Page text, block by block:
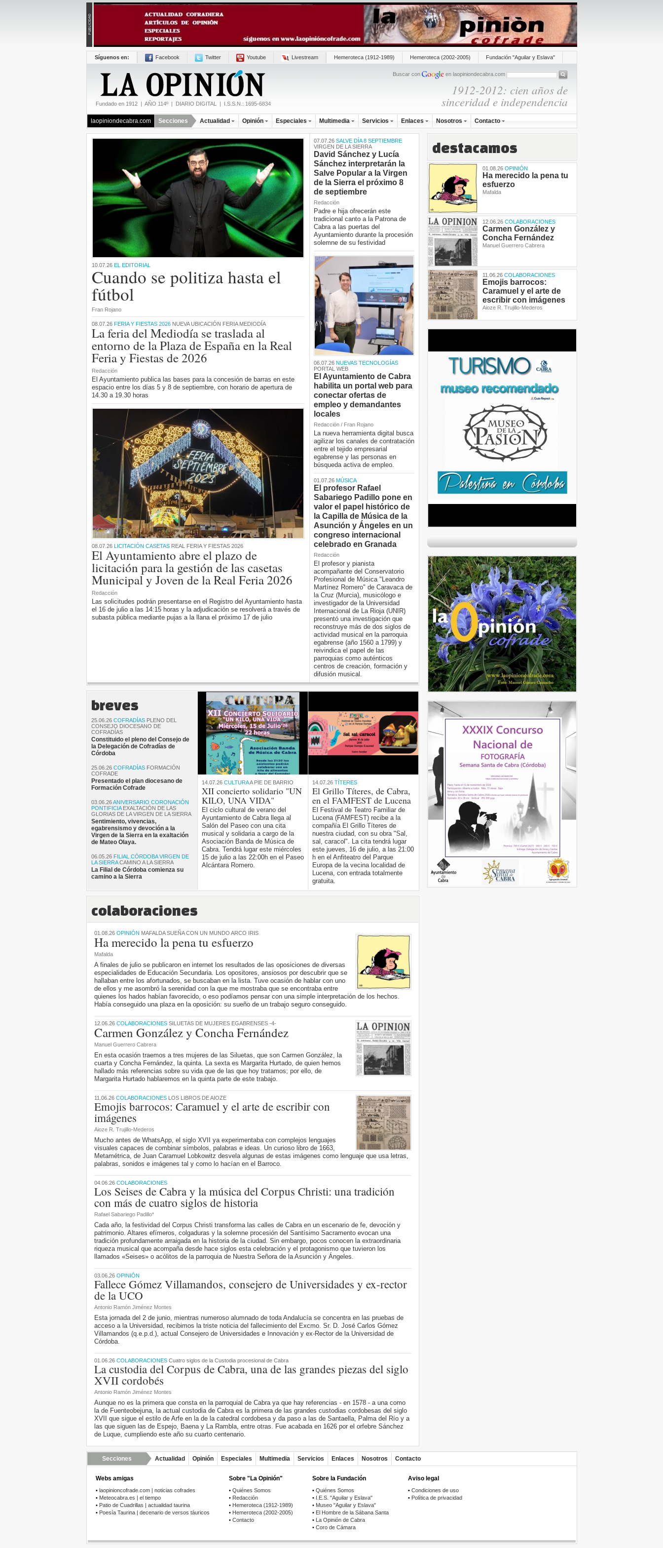
Síguenos en: Facebook Twitter Youtube Livestream Hemeroteca (1912-1989) Hemeroteca (2002-2005) Fundación "Aguilar y Eslava"
Fundado en 1912 | AÑO 114º | DIARIO DIGITAL | I.S.S.N.: 1695-6834
Buscar con en laopiniondecabra.com
1912-2012: cien años de
sinceridad e independencia
laopiniondecabra.com Secciones Actualidad Opinión Especiales Multimedia Servicios Enlaces Nosotros Contacto
10.07.26 EL EDITORIAL
Cuando se politiza hasta el
fútbol
Fran Rojano
08.07.26 FERIA Y FIESTAS 2026NUEVA UBICACIÓN FERIA MEDIODÍA
La feria del Mediodía se traslada al
entorno de la Plaza de España en la Real
Feria y Fiestas de 2026
Redacción
El Ayuntamiento publica las bases para la concesión de barras en este
espacio entre los días 5 y 8 de septiembre, con horario de apertura de
14.30 a 19.30 horas
08.07.26 LICITACIÓN CASETASREAL FERIA Y FIESTAS 2026
El Ayuntamiento abre el plazo de
licitación para la gestión de las casetas
Municipal y Joven de la Real Feria 2026
Redacción
Las solicitudes podrán presentarse en el Registro del Ayuntamiento hasta
el 16 de julio a las 14:15 horas y la adjudicación se resolverá a través de
subasta pública mediante pujas a la llana el próximo 17 de julio
07.07.26 SALVE DÍA 8 SEPTIEMBRE
VIRGEN DE LA SIERRA
David Sánchez y Lucía
Sánchez interpretarán la
Salve Popular a la Virgen
de la Sierra el próximo 8
de septiembre
Redacción
Padre e hija ofrecerán este
tradicional canto a la Patrona de
Cabra a las puertas del
Ayuntamiento durante la procesión
solemne de su festividad
06.07.26 NUEVAS TECNOLOGÍAS
PORTAL WEB
El Ayuntamiento de Cabra
habilita un portal web para
conectar ofertas de
empleo y demandantes
locales
Redacción / Fran Rojano
La nueva herramienta digital busca
agilizar los canales de contratación
entre el tejido empresarial
egabrense y las personas en
búsqueda activa de empleo.
01.07.26 MÚSICA
El profesor Rafael
Sabariego Padillo pone en
valor el papel histórico de
la Capilla de Música de la
Asunción y Ángeles en un
congreso internacional
celebrado en Granada
Redacción
El profesor y pianista
acompañante del Conservatorio
Profesional de Música "Leandro
Martínez Romero" de Caravaca de
la Cruz (Murcia), musicólogo e
investigador de la Universidad
Internacional de La Rioja (UNIR)
presentó una investigación que
reconstruye más de dos siglos de
actividad musical en la parroquia
egabrense (año 1560 a 1799) y
reivindica el papel de las
parroquias como auténticos
centros de creación, formación y
difusión musical.
breves
25.06.26 COFRADÍASPLENO DEL
CONSEJO DIOCESANO DE
COFRADÍAS
Constituido el pleno del Consejo de
la Delegación de Cofradías de
Córdoba
25.06.26 COFRADÍASFORMACIÓN
COFRADE
Presentado el plan diocesano de
Formación Cofrade
03.06.26ANIVERSARIO CORONACIÓN
PONTIFICIAEXALTACIÓN DE LAS
GLORIAS DE LA VIRGEN DE LA SIERRA
Sentimiento, vivencias,
egabrensismo y devoción a la
Virgen de la Sierra en la exaltación
de Mateo Olaya.
06.05.26 FILIAL CÓRDOBA VIRGEN DE
LA SIERRACAMINO A LA SIERRA
La Filial de Córdoba comienza su
camino a la Sierra
14.07.26 CULTURAA PIE DE BARRIO
XII concierto solidario "UN
KILO, UNA VIDA"
El ciclo cultural de verano del
Ayuntamiento de Cabra llega al
Salón del Paseo con una cita
musical y solidaria a cargo de la
Asociación Banda de Música de
Cabra. Tendrá lugar este miércoles
15 de julio a las 22:00h en el Paseo
Alcántara Romero.
14.07.26 TÍTERES
El Grillo Títeres, de Cabra,
en el FAMFEST de Lucena
El Festival de Teatro Familiar de
Lucena (FAMFEST) recibe a la
compañía El Grillo Títeres de
nuestra ciudad, con su obra "Sal,
sal, caracol". La cita tendrá lugar
este jueves, 16 de julio, a las 21:00
h en el Anfiteatro del Parque
Europa de la vecina localidad de
Lucena, con entrada totalmente
gratuita.
colaboraciones
01.08.26 OPINIÓN MAFALDA SUEÑA CON UN MUNDO ARCO IRIS
Ha merecido la pena tu esfuerzo
Mafalda
A finales de julio se publicaron en internet los resultados de las oposiciones de diversas
especialidades de Educación Secundaria. Los opositores, ansiosos por descubrir que se
hallaban entre los afortunados, se buscaban en la lista. Tuve ocasión de hablar con uno
de ellos y me asombró la serenidad con la que me mostraba que se encontraba entre
quienes los hados habían favorecido, o eso podíamos pensar con una simple interpretación de los hechos.
Había conseguido una plaza en la oposición: su sueño de un trabajo seguro conseguido.
12.06.26 COLABORACIONESSILUETAS DE MUJERES EGABRENSES -4-
Carmen González y Concha Fernández
Manuel Guerrero Cabrera
En esta ocasión traemos a tres mujeres de las Siluetas, que son Carmen González, la
cuarta y Concha Fernández, la quinta. La sexta es Margarita Hurtado, de quien hemos
hallado más referencias sobre su vida que de las que hoy tratamos; por ello, de
Margarita Hurtado hablaremos en la quinta parte de este trabajo.
11.06.26 COLABORACIONESLOS LIBROS DE AIOZE
Emojis barrocos: Caramuel y el arte de escribir con
imágenes
Aioze R. Trujillo-Mederos
Mucho antes de WhatsApp, el siglo XVII ya experimentaba con complejos lenguajes
visuales capaces de combinar símbolos, palabras e ideas. Un curioso libro de 1663,
Metamétrica, de Juan Caramuel Lobkowitz desvela algunas de estas imágenes como lenguaje que usa letras,
palabras, sonidos e imágenes tal y como lo hacían en el Barroco.
04.06.26 COLABORACIONES
Los Seises de Cabra y la música del Corpus Christi: una tradición
con más de cuatro siglos de historia
Rafael Sabariego Padillo*
Cada año, la festividad del Corpus Christi transforma las calles de Cabra en un escenario de fe, devoción y
patrimonio. Altares efímeros, colgaduras y la solemne procesión del Santísimo Sacramento evocan una
tradición profundamente arraigada en la historia de la ciudad. Sin embargo, pocos conocen la extraordinaria
riqueza musical que acompaña desde hace siglos esta celebración y el protagonismo que tuvieron los
llamados «Seises» o acólitos de la parroquia de Nuestra Señora de la Asunción y Ángeles.
03.06.26 OPINIÓN
Fallece Gómez Villamandos, consejero de Universidades y ex-rector
de la UCO
Antonio Ramón Jiménez Montes
Esta jornada del 2 de junio, mientras numeroso alumnado de toda Andalucía se concentra en las pruebas de
acceso a la Universidad, recibimos la triste noticia del fallecimiento del Excmo. Sr. D. José Carlos Gómez
Villamandos (q.e.p.d.), actual Consejero de Universidades e Innovación y ex-Rector de la Universidad de
Córdoba.
01.06.26 COLABORACIONESCuatro siglos de la Custodia procesional de Cabra
La custodia del Corpus de Cabra, una de las grandes piezas del siglo
XVII cordobés
Antonio Ramón Jiménez Montes
Aunque no es la primera que consta en la parroquial de Cabra ya que hay referencias - en 1578 - a una como
la de Fuenteobejuna, la actual custodia de Cabra es la primera de las grandes custodias cordobesas del siglo
XVII que sigue el estilo de Arfe en la de la catedral cordobesa y da paso a las de Santaella, Palma del Río y a
las que siguen las de Espejo, Baena y La Rambla, entre otras. Fue acabada en 1626 por el orfebre Sánchez
de Luque, cumpliendo este año su cuarto centenario.
destacamos
01.08.26 OPINIÓN
Ha merecido la pena tu
esfuerzo
Mafalda
12.06.26 COLABORACIONES
Carmen González y
Concha Fernández
Manuel Guerrero Cabrera
11.06.26 COLABORACIONES
Emojis barrocos:
Caramuel y el arte de
escribir con imágenes
Aioze R. Trujillo-Mederos
Secciones Actualidad Opinión Especiales Multimedia Servicios Enlaces Nosotros Contacto
Webs amigas
• laopinioncofrade.com | noticias cofrades
• Meteocabra.es | el tiempo
• Patio de Cuadrillas | actualidad taurina
• Poesía Taurina | decenario de versos táuricos
Sobre "La Opinión"
• Quiénes Somos
• Redacción
• Hemeroteca (1912-1989)
• Hemeroteca (2002-2005)
• Contacto
Sobre la Fundación
• Quiénes Somos
• I.E.S. "Aguilar y Eslava"
• Museo "Aguilar y Eslava"
• El Hombre de la Sábana Santa
• La Opinión de Cabra
• Coro de Cámara
Aviso legal
• Condiciones de uso
• Política de privacidad